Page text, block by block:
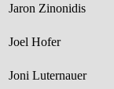
Jaron Zinonidis
Joel Hofer
Joni Luternauer